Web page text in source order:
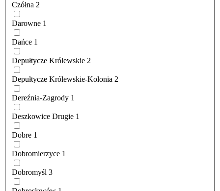
Czółna 2
Darowne 1
Dańce 1
Depułtycze Królewskie 2
Depułtycze Królewskie-Kolonia 2
Dereźnia-Zagrody 1
Deszkowice Drugie 1
Dobre 1
Dobromierzyce 1
Dobromyśl 3